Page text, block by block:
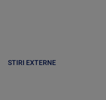
STIRI EXTERNE